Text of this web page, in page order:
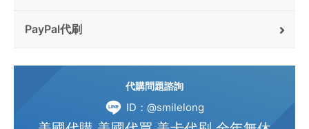
PayPal代刷
代購問題諮詢
ID：@smilelong